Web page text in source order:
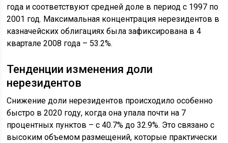
года и соответствуют средней доле в период с 1997 по
2001 год. Максимальная концентрация нерезидентов в
казначейских облигациях была зафиксирована в 4
квартале 2008 года – 53.2%.
Тенденции изменения доли
нерезидентов
Снижение доли нерезидентов происходило особенно
быстро в 2020 году, когда она упала почти на 7
процентных пунктов – с 40.7% до 32.9%. Это связано с
высоким объемом размещений, которые практически